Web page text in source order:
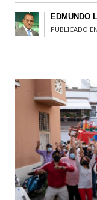
EDMUNDO
PUBLICADO